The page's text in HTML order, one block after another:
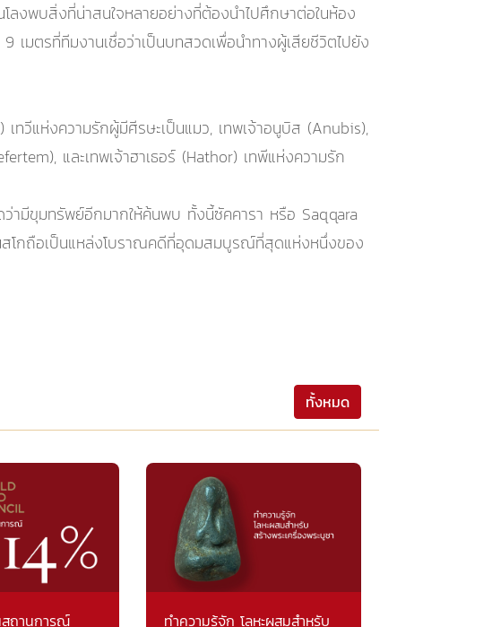
งพบสิ่งที่น่าสนใจหลายอย่างที่ต้องนำไปศึกษาต่อในห้อง
ตรที่ทีมงานเชื่อว่าเป็นบทสวดเพื่อนำทางผู้เสียชีวิตไปยัง
ทวีแห่งความรักผู้มีศีรษะเป็นแมว, เทพเจ้าอนูบิส (Anubis),
และเทพเจ้าฮาเธอร์ (Hathor) เทพีแห่งความรัก
ามีขุมทรัพย์อีกมากให้ค้นพบ ทั้งนี้ซัคคารา หรือ Saqqara
โกถือเป็นแหล่งโบราณคดีที่อุดมสมบูรณ์ที่สุดแห่งหนึ่งของ
ทั้งหมด
สถานการณ์
ทำความรู้จัก โลหะผสมสำหรับ